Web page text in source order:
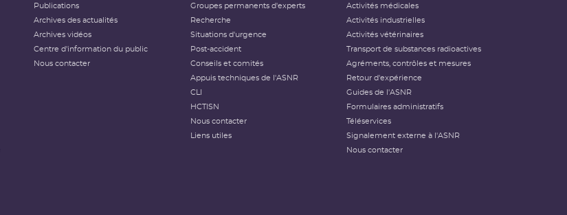
Publications
Archives des actualités
Archives vidéos
Centre d'information du public
Nous contacter
Groupes permanents d'experts
Recherche
Situations d'urgence
Post-accident
Conseils et comités
Appuis techniques de l'ASNR
CLI
HCTISN
Nous contacter
Liens utiles
Activités médicales
Activités industrielles
Activités vétérinaires
Transport de substances radioactives
Agréments, contrôles et mesures
Retour d'expérience
Guides de l'ASNR
Formulaires administratifs
Téléservices
Signalement externe à l'ASNR
Nous contacter